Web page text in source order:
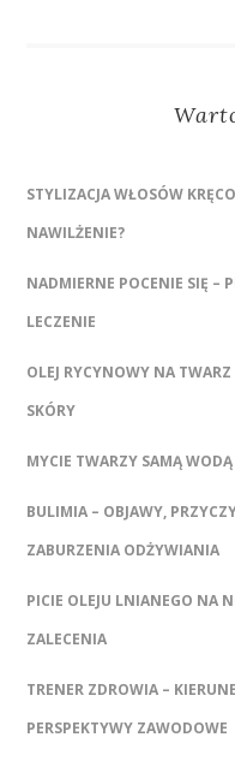
STYLIZACJA WŁOSÓW
NAWILŻENIE?
NADMIERNE POCENIE SIĘ –
LECZENIE
OLEJ RYCYNOWY NA
SKÓRY
MYCIE TWARZY SAMĄ
BULIMIA – OBJAWY,
ZABURZENIA ODŻYWIANIA
PICIE OLEJU LNIANEGO NA
ZALECENIA
TRENER ZDROWIA –
PERSPEKTYWY ZAWODOWE